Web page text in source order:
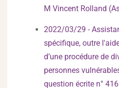
M Vincent Rolland
2022/03/29 -
spécifique, outre
d’une procédure de
personnes
question écrite n°